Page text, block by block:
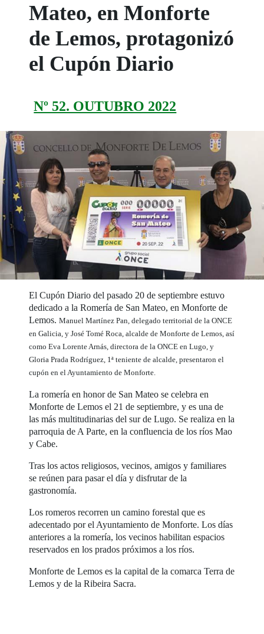
Mateo, en Monforte
de Lemos, protagonizó
el Cupón Diario
Nº 52. OUTUBRO 2022
El Cupón Diario del pasado 20 de septiembre estuvo
dedicado a la Romería de San Mateo, en Monforte de
Lemos.Manuel Martínez Pan, delegado territorial de la ONCE
en Galicia, y José Tomé Roca, alcalde de Monforte de Lemos, así
como Eva Lorente Arnás, directora de la ONCE en Lugo, y
Gloria Prada Rodríguez, 1ª teniente de alcalde, presentaron el
cupón en el Ayuntamiento de Monforte.
La romería en honor de San Mateo se celebra en
Monforte de Lemos el 21 de septiembre, y es una de
las más multitudinarias del sur de Lugo. Se realiza en la
parroquia de A Parte, en la confluencia de los ríos Mao
y Cabe.
Tras los actos religiosos, vecinos, amigos y familiares
se reúnen para pasar el día y disfrutar de la
gastronomía.
Los romeros recorren un camino forestal que es
adecentado por el Ayuntamiento de Monforte. Los días
anteriores a la romería, los vecinos habilitan espacios
reservados en los prados próximos a los ríos.
Monforte de Lemos es la capital de la comarca Terra de
Lemos y de la Ribeira Sacra.